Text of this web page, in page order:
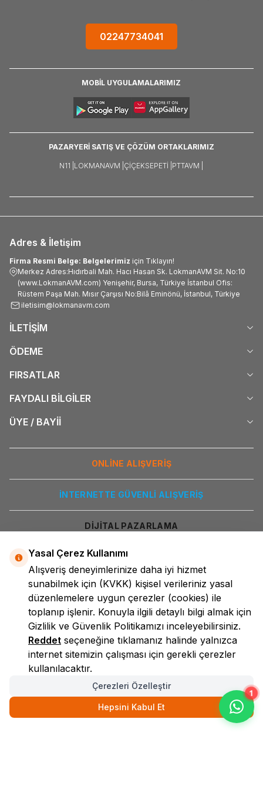
1
02247734041
MOBİL UYGULAMALARIMIZ
PAZARYERİ SATIŞ VE ÇÖZÜM ORTAKLARIMIZ
N11 | LOKMANAVM | ÇIÇEKSEPETI | PTTAVM |
Adres & İletişim
Firma Resmi Belge: Belgelerimiz için Tıklayın!
Merkez Adres:Hıdırbali Mah. Hacı Hasan Sk. LokmanAVM Sit. No:10
(www.LokmanAVM.com) Yenişehir, Bursa, Türkiye İstanbul Ofis:
Rüstem Paşa Mah. Mısır Çarşısı No:Bilâ Eminönü, İstanbul, Türkiye
iletisim@lokmanavm.com
İLETİŞİM
ÖDEME
FIRSATLAR
FAYDALI BİLGİLER
ÜYE / BAYİİ
ONLİNE ALIŞVERİŞ
İNTERNETTE GÜVENLİ ALIŞVERİŞ
DİJİTAL PAZARLAMA
LokmanAVM
Yasal Çerez Kullanımı
Alışveriş deneyimlerinize daha iyi hizmet
sunabilmek için (KVKK) kişisel verileriniz yasal
düzenlemelere uygun çerezler (cookies) ile
toplanıp işlenir. Konuyla ilgili detaylı bilgi almak için
Gizlilik ve Güvenlik Politikamızı inceleyebilirsiniz.
Reddet seçeneğine tıklamanız halinde yalnızca
internet sitemizin çalışması için gerekli çerezler
kullanılacaktır.
Çerezleri Özelleştir
Hepsini Kabul Et